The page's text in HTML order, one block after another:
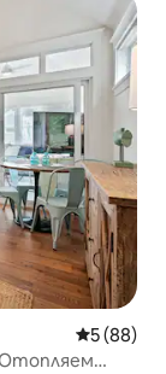
Средна
5 (88)